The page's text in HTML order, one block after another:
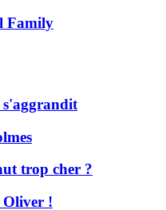
Family
s'aggrandit
trop cher ?
!